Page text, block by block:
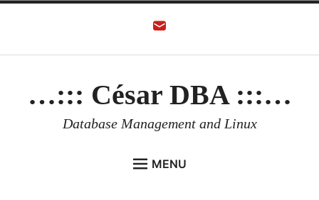
…::: César DBA :::…
Database Management and Linux
MENU